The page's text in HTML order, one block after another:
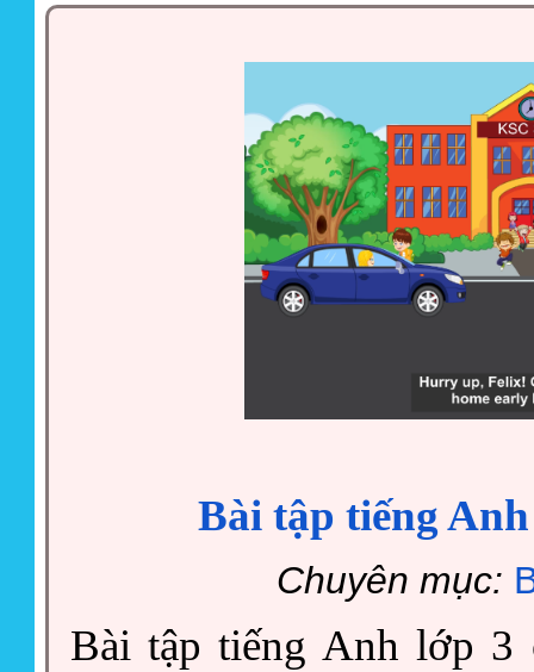
Bài tập tiếng
Chuyên mục:
Bài tập tiếng Anh lớp 3